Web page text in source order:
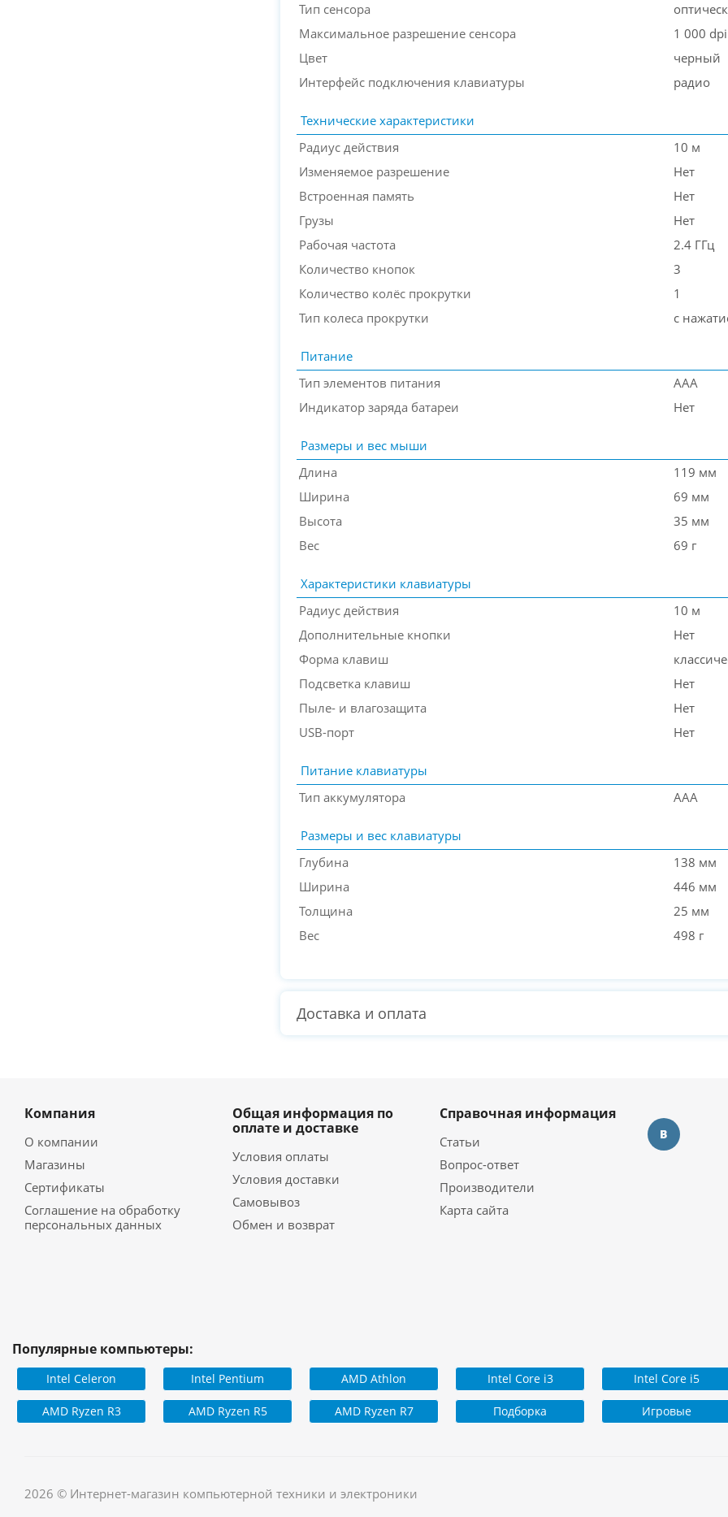
Тип сенсора
Максимальное разрешение сенсора
1 000 dpi
Цвет
черный
Интерфейс подключения клавиатуры
радио
Технические характеристики
Радиус действия
10 м
Изменяемое разрешение
Нет
Встроенная память
Нет
Грузы
Нет
Рабочая частота
2.4 ГГц
Количество кнопок
3
Количество колёс прокрутки
1
Тип колеса прокрутки
с
Питание
Тип элементов питания
AAA
Индикатор заряда батареи
Нет
Размеры и вес мыши
Длина
119 мм
Ширина
69 мм
Высота
35 мм
Вес
69 г
Характеристики клавиатуры
Радиус действия
10 м
Дополнительные кнопки
Нет
Форма клавиш
Подсветка клавиш
Нет
Пыле- и влагозащита
Нет
USB-порт
Нет
Питание клавиатуры
Тип аккумулятора
AAA
Размеры и вес клавиатуры
Глубина
138 мм
Ширина
446 мм
Толщина
25 мм
Вес
498 г
Доставка и оплата
Компания
О компании
Магазины
Сертификаты
Соглашение на обработку
персональных данных
Общая информация по
оплате и доставке
Условия оплаты
Условия доставки
Самовывоз
Обмен и возврат
Справочная информация
Статьи
Вопрос-ответ
Производители
Карта сайта
Популярные компьютеры:
Intel Celeron Intel Pentium AMD Athlon Intel Core i3 Intel Core i5
AMD Ryzen R3 AMD Ryzen R5 AMD Ryzen R7 Подборка Игровые
2026 © Интернет-магазин компьютерной техники и электроники